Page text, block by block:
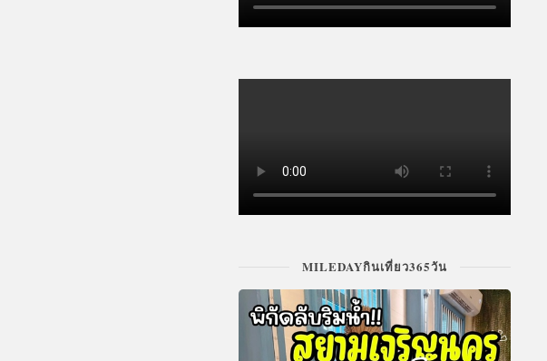
MILEDAYกินเที่ยว365วัน